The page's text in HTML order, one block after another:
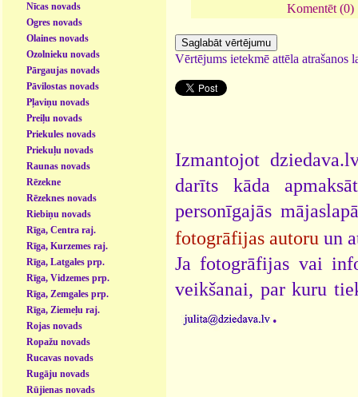
Nīcas novads
Ogres novads
Olaines novads
Ozolnieku novads
Pārgaujas novads
Pāvilostas novads
Pļaviņu novads
Preiļu novads
Priekules novads
Priekuļu novads
Raunas novads
Rēzekne
Rēzeknes novads
Riebiņu novads
Rīga, Centra raj.
Rīga, Kurzemes raj.
Rīga, Latgales prp.
Rīga, Vidzemes prp.
Rīga, Zemgales prp.
Rīga, Ziemeļu raj.
Rojas novads
Ropažu novads
Rucavas novads
Rugāju novads
Rūjienas novads
Komentēt (0)
Vērtējums ietekmē attēla atrašanos
Izmantojot
darīts kāda
personīgajās
fotogrāfijas autoru un
Ja fotogrāfijas vai
veikšanai, par kuru
.